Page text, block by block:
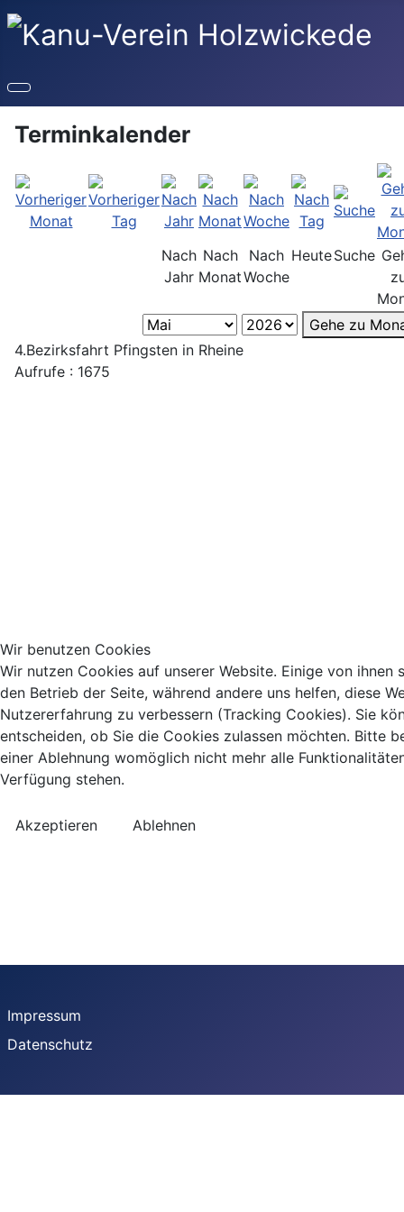
Terminkalender
Nach
Jahr
Nach
Monat
Nach
Woche
HeuteSuche
Gehe zu
4.Bezirksfahrt Pfingsten in Rheine
Aufrufe : 1675
Impressum
Datenschutz
Wir benutzen Cookies
Wir nutzen Cookies auf unserer Website. Einige von ihnen
den Betrieb der Seite, während andere uns helfen, diese
Nutzererfahrung zu verbessern (Tracking Cookies). Sie
entscheiden, ob Sie die Cookies zulassen möchten. Bitte
einer Ablehnung womöglich nicht mehr alle
Verfügung stehen.
Akzeptieren Ablehnen